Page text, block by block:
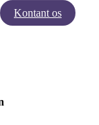
Kontant os
Indsigter fra Baby Journey